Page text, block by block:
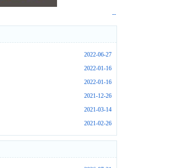
--
2022-06-27
2022-01-16
2022-01-16
2021-12-26
2021-03-14
2021-02-26